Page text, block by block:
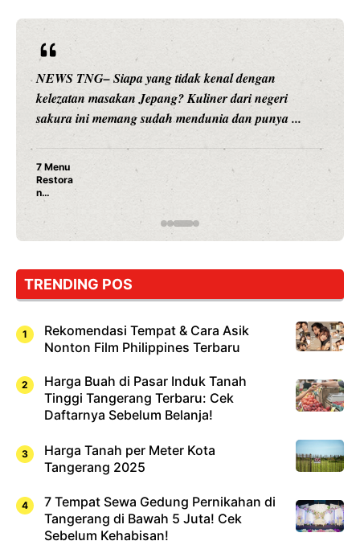
NEWS TNG– Siapa sangka, dua nama besar di dunia
hiburan, Nunung Srimulat dan Vicky Prasetyo, kini
merambah dunia kuliner dengan ...
Nunung Srimulat & Vicky Prasetyo Buka Restoran
Rahasia Mami Bikin Nagih!
TRENDING POS
Rekomendasi Tempat & Cara Asik
Nonton Film Philippines Terbaru
Harga Buah di Pasar Induk Tanah
Tinggi Tangerang Terbaru: Cek
Daftarnya Sebelum Belanja!
Harga Tanah per Meter Kota
Tangerang 2025
7 Tempat Sewa Gedung Pernikahan di
Tangerang di Bawah 5 Juta! Cek
Sebelum Kehabisan!